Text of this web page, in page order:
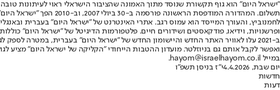
"ישראל היום" הוא גוף תקשורת שנוסד מתוך האמונה שהציבור הישראלי ראוי לעיתונות
תשלום. המהדורה
ופרשנויות, וידיאו, פודקאסטים ושידורים חיים. פלטפורמות הדיגיטל של "ישראל היום"
ב-2021 עלו לאוויר האתר החדש והיישומון החדש של "ישראל היום" בעברית, במטרה
ואפשר לקבל אותם גם בניוזלטר. מועדון ההטבות הייחודי "הקליקה של ישראל היום" מציע
במייל hayom@israelhayom.co.il.
יום שבת, 4.4.2026
י"ז בניסן תשפ"ו
חדשות
דעות